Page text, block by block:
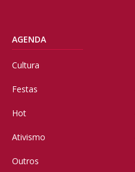
AGENDA
Cultura
Festas
Hot
Ativismo
Outros